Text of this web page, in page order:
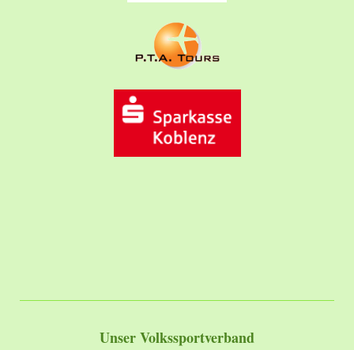
Unser Volkssportverband